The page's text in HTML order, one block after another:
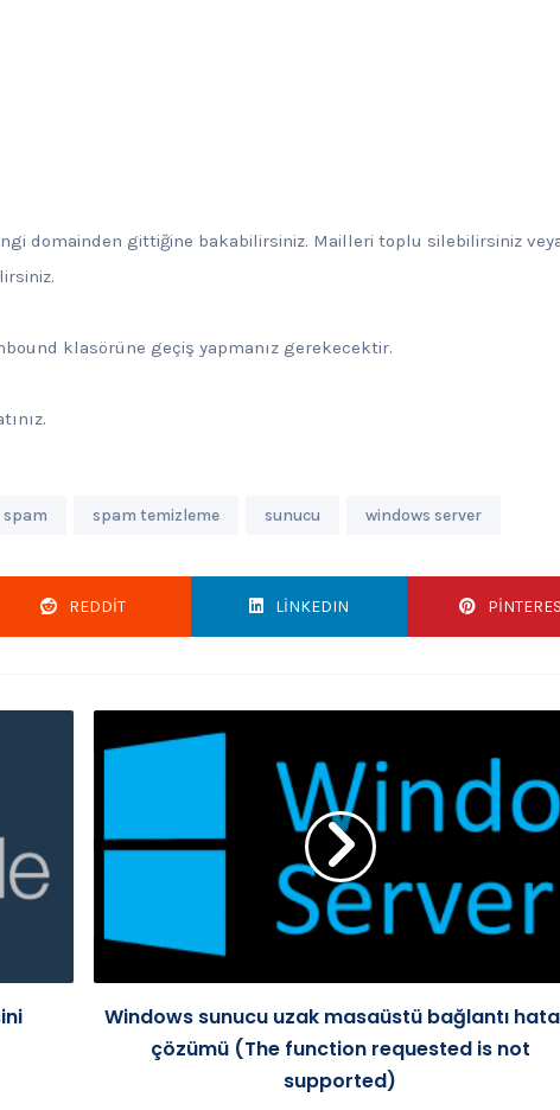
domainden gittiğine bakabilirsiniz. Mailleri toplu silebilirsiniz
klasörüne geçiş yapmanız gerekecektir.
spam spam temizleme sunucu windows server
REDDIT LINKEDIN
Windows sunucu uzak masaüstü bağlantı
çözümü (The function requested is not
supported)